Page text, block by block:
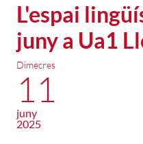
L'espai
juny a Ua1
Dimecres
11
juny
2025